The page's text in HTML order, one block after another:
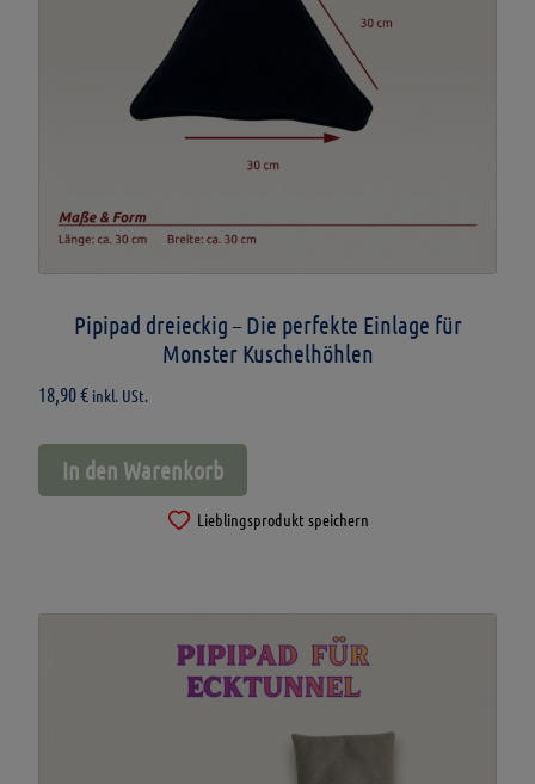
Pipipad dreieckig – Die perfekte Einlage für
Monster Kuschelhöhlen
18,90€ inkl. USt.
In den Warenkorb
Lieblingsprodukt speichern